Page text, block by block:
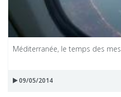
Méditerranée, le temps des
09/05/2014